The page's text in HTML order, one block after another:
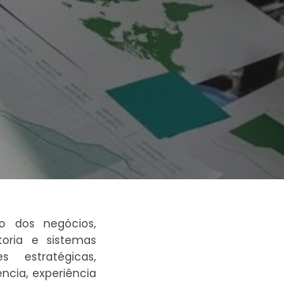
dos negócios,
e sistemas
estratégicas,
experiência